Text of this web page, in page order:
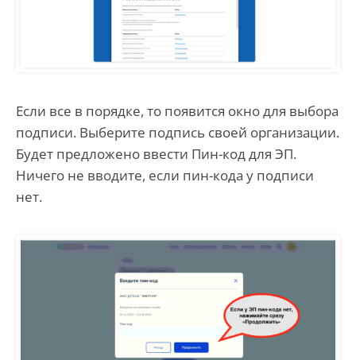
Если все в порядке, то появится окно для выбора
подписи. Выберите подпись своей организации.
Будет предложено ввести Пин-код для ЭП.
Ничего не вводите, если пин-кода у подписи
нет.